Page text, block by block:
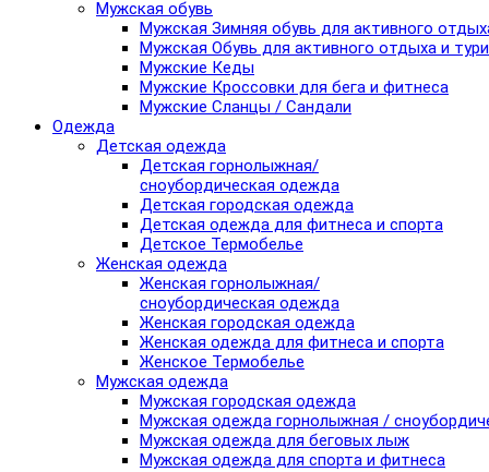
Мужская обувь
Мужская Зимняя обувь для активного
Мужская Обувь для активного отдыха и
Мужские Кеды
Мужские Кроссовки для бега и фитнеса
Мужские Сланцы / Сандали
Одежда
Детская одежда
Детская горнолыжная/
сноубордическая одежда
Детская городская одежда
Детская одежда для фитнеса и спорта
Детское Термобелье
Женская одежда
Женская горнолыжная/
сноубордическая одежда
Женская городская одежда
Женская одежда для фитнеса и спорта
Женское Термобелье
Мужская одежда
Мужская городская одежда
Мужская одежда горнолыжная /
Мужская одежда для беговых лыж
Мужская одежда для спорта и фитнеса